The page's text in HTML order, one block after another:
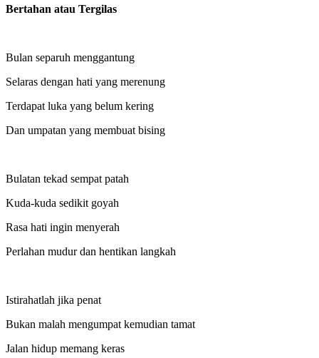
Bertahan atau Tergilas
Bulan separuh menggantung
Selaras dengan hati yang merenung
Terdapat luka yang belum kering
Dan umpatan yang membuat bising
Bulatan tekad sempat patah
Kuda-kuda sedikit goyah
Rasa hati ingin menyerah
Perlahan mudur dan hentikan langkah
Istirahatlah jika penat
Bukan malah mengumpat kemudian tamat
Jalan hidup memang keras